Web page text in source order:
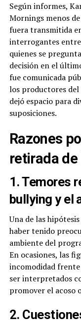
Según informes,
Mornings menos
fuera transmitida
interrogantes entre
quienes se
decisión en el
fue comunicada
los productores
dejó espacio para
suposiciones.
Razones
retirada
1. Temores
bullying y el
Una de las
haber tenido
ambiente del
En ocasiones, las
incomodidad
ser interpretados
promover el acoso
2.